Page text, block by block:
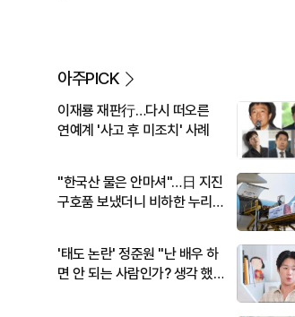
아주PICK
이재룡 재판行…다시 떠오른
연예계 '사고 후 미조치' 사례
"한국산 물은 안마셔"…日 지진
구호품 보냈더니 비하한 누리
'태도 논란' 정준원 "난 배우 하
면 안 되는 사람인가? 생각 했